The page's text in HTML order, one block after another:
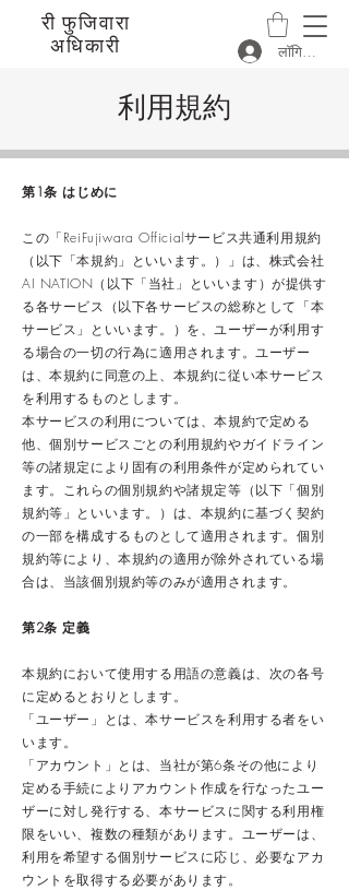
री फुजिवारा
अधिकारी
लॉगिन करें
利用規約
第1条 はじめに
この「ReiFujiwara Officialサービス共通利用規約
（以下「本規約」といいます。）」は、株式会社
AI NATION（以下「当社」といいます）が提供す
る各サービス（以下各サービスの総称として「本
サービス」といいます。）を、ユーザーが利用す
る場合の一切の行為に適用されます。ユーザー
は、本規約に同意の上、本規約に従い本サービス
を利用するものとします。
本サービスの利用については、本規約で定める
他、個別サービスごとの利用規約やガイドライン
等の諸規定により固有の利用条件が定められてい
ます。これらの個別規約や諸規定等（以下「個別
規約等」といいます。）は、本規約に基づく契約
の一部を構成するものとして適用されます。個別
規約等により、本規約の適用が除外されている場
合は、当該個別規約等のみが適用されます。
第2条 定義
本規約において使用する用語の意義は、次の各号
に定めるとおりとします。
「ユーザー」とは、本サービスを利用する者をい
います。
「アカウント」とは、当社が第6条その他により
定める手続によりアカウント作成を行なったユー
ザーに対し発行する、本サービスに関する利用権
限をいい、複数の種類があります。ユーザーは、
利用を希望する個別サービスに応じ、必要なアカ
ウントを取得する必要があります。